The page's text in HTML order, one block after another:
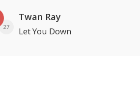
27
Twan Ray
Let You Down